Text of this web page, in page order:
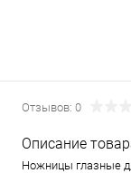
Отзывов: 0
Описание
Ножницы глазные